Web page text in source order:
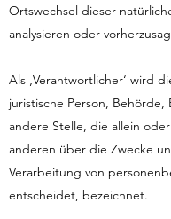
Ortswechsel dieser
analysieren oder
Als ‚Verantwortlicher‘ wird
juristische Person,
andere Stelle, die allein
anderen über die Zwecke
Verarbeitung von
entscheidet, bezeichnet.